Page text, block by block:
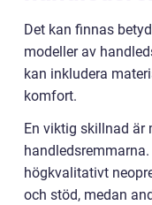
Det kan finnas
modeller av
kan inkludera
komfort.
En viktig skillnad är
högkvalitativt
och stöd, medan